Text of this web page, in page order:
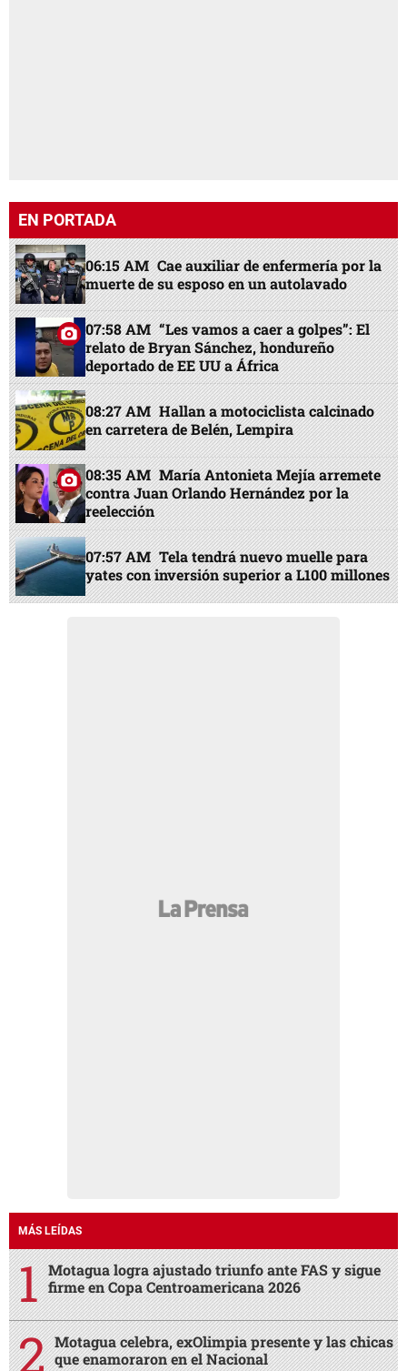
EN PORTADA
06:15 AM Cae auxiliar de enfermería por la
muerte de su esposo en un autolavado
07:58 AM “Les vamos a caer a golpes”: El
relato de Bryan Sánchez, hondureño
deportado de EE UU a África
08:27 AM Hallan a motociclista calcinado
en carretera de Belén, Lempira
08:35 AM María Antonieta Mejía arremete
contra Juan Orlando Hernández por la
reelección
07:57 AM Tela tendrá nuevo muelle para
yates con inversión superior a L100 millones
MÁS LEÍDAS
Motagua logra ajustado triunfo ante FAS y sigue
firme en Copa Centroamericana 2026
Motagua celebra, exOlimpia presente y las chicas
que enamoraron en el Nacional